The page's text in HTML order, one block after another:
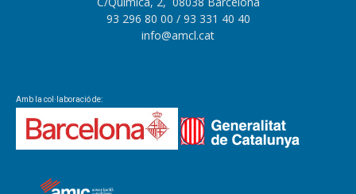
93 296 80 00 / 93 331 40 40
info@amcl.cat
Amb la col·laboració de: